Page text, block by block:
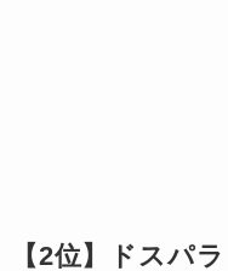
【2位】ドスパ